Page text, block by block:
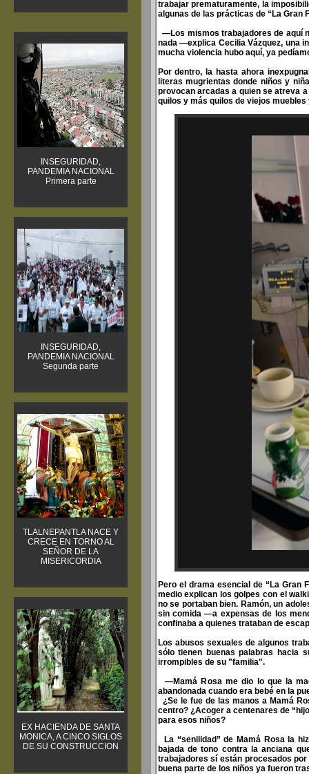
INSEGURIDAD,
PANDEMIA NACIONAL
Primera parte
INSEGURIDAD,
PANDEMIA NACIONAL
Segunda parte
TLALNEPANTLA NACE Y
CRECE EN TORNO AL
SEÑOR DE LA
MISERICORDIA
EX HACIENDA DE SANTA
MONICA, A CINCO SIGLOS
DE SU CONSTRUCCION
trabajar prematuramente, la
algunas de las prácticas de “La Gran
—Los mismos trabajadores de aquí
nada —explica Cecilia Vázquez, una
mucha violencia hubo aquí, ya
Por dentro, la hasta ahora
literas mugrientas donde niños y
provocan arcadas a quien se atreva
quilos y más quilos de viejos
Pero el drama esencial de “La Gran
medio explican los golpes con el
no se portaban bien. Ramón, un
sin comida —a expensas de los
confinaba a quienes trataban de
Los abusos sexuales de algunos
sólo tienen buenas palabras hacia
irrompibles de su "familia".
—Mamá Rosa me dio lo que la
abandonada cuando era bebé en la
¿Se le fue de las manos a Mamá
centro? ¿Acoger a centenares de
para esos niños?
La “senilidad” de Mamá Rosa la
bajada de tono contra la anciana
trabajadores sí están procesados
buena parte de los niños ya fueron